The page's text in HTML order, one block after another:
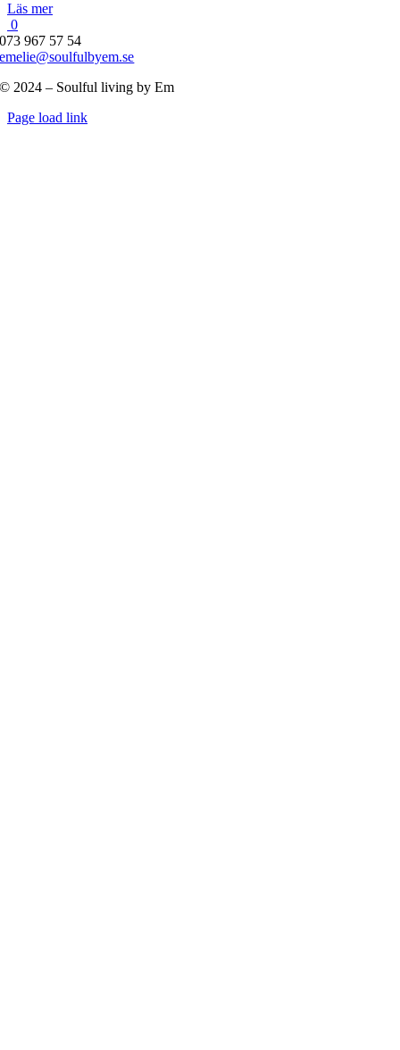
Läs mer
0
073 967 57 54
emelie@soulfulbyem.se
© 2024 – Soulful living by Em
Byt
Page load link